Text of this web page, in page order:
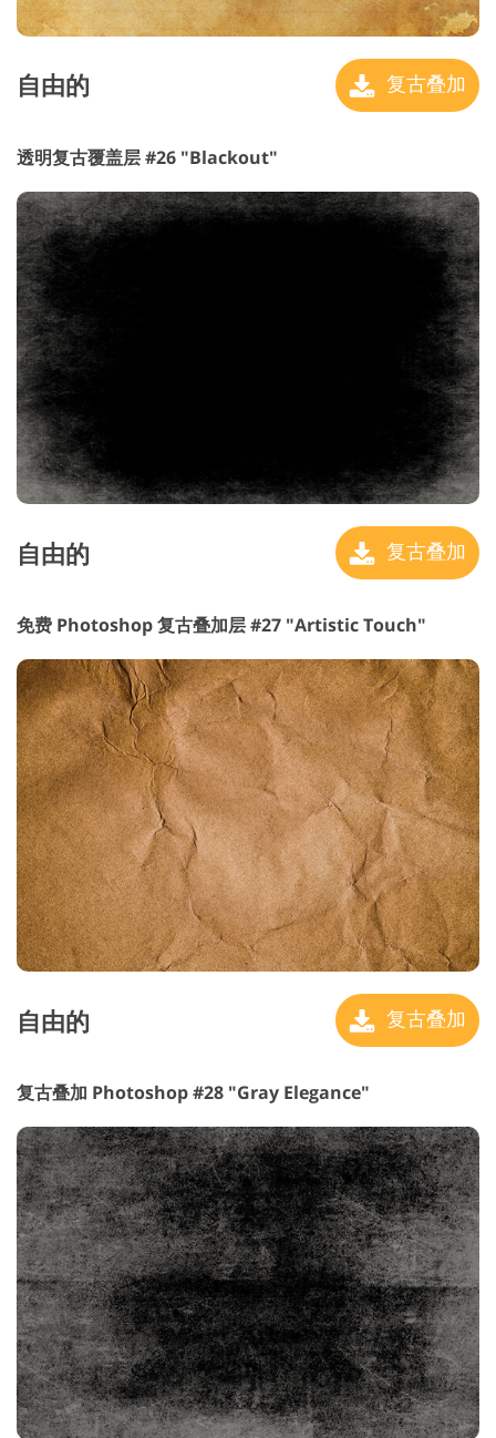
自由的 复古叠加
透明复古覆盖层 #26 "Blackout"
自由的 复古叠加
免费 Photoshop 复古叠加层 #27 "Artistic Touch"
自由的 复古叠加
复古叠加 Photoshop #28 "Gray Elegance"